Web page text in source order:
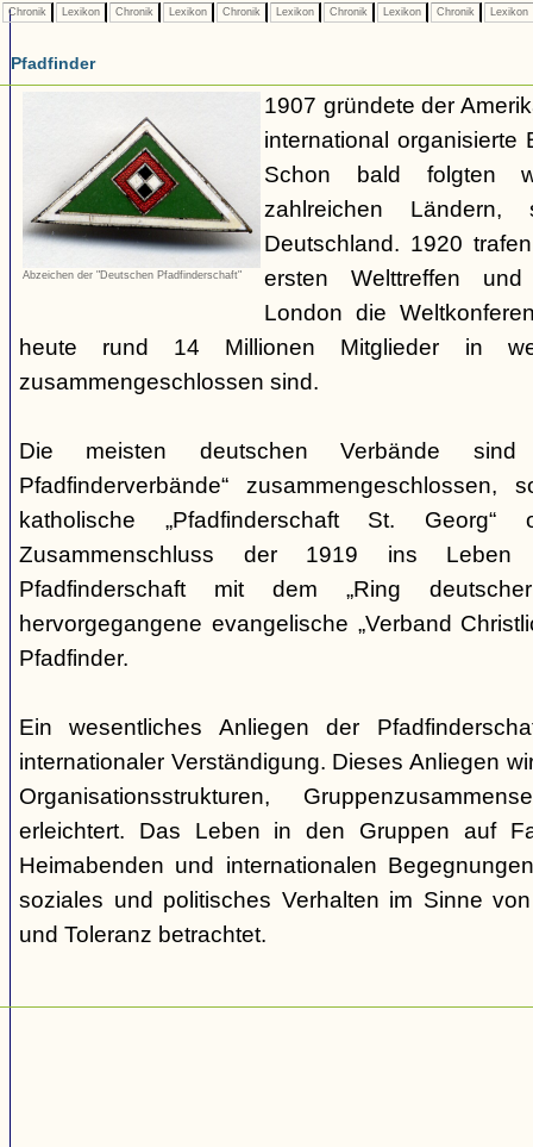
Chronik Lexikon Chronik Lexikon Chronik Lexikon Chronik Lexikon Chronik Lexikon
Pfadfinder
Abzeichen der "Deutschen Pfadfinderschaft"
1907 gründete der
international organisierte
Schon bald folgten
zahlreichen
Deutschland. 1920
ersten Welttreffen
London die
heute rund 14 Millionen Mitglieder in
zusammengeschlossen sind.
Die meisten deutschen Verbände
Pfadfinderverbände“
katholische „Pfadfinderschaft St.
Zusammenschluss der 1919 ins Leben
Pfadfinderschaft mit dem „Ring deutscher
hervorgegangene evangelische „Verband
Pfadfinder.
Ein wesentliches Anliegen der
internationaler Verständigung. Dieses Anliegen
Organisationsstrukturen,
erleichtert. Das Leben in den Gruppen auf
Heimabenden und internationalen
soziales und politisches Verhalten im Sinne
und Toleranz betrachtet.